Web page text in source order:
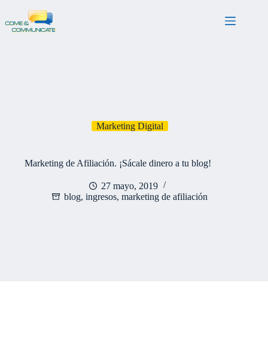
contenido
Marketing Digital
Marketing de Afiliación. ¡Sácale dinero a tu blog!
27 mayo, 2019
blog,ingresos,marketing de afiliación